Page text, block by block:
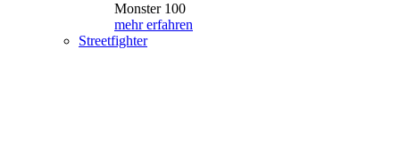
Monster 100
mehr erfahren
Streetfighter